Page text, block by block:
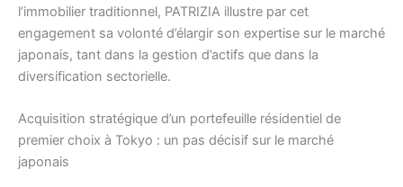
l’immobilier traditionnel, PATRIZIA illustre par cet
engagement sa volonté d’élargir son expertise sur le marché
japonais, tant dans la gestion d’actifs que dans la
diversification sectorielle.
Acquisition stratégique d’un portefeuille résidentiel de
premier choix à Tokyo : un pas décisif sur le marché
japonais